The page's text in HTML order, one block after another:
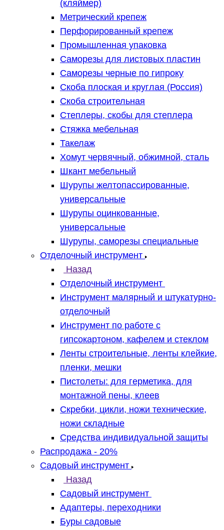
(кляймер)
Метрический крепеж
Перфорированный крепеж
Промышленная упаковка
Саморезы для листовых пластин
Саморезы черные по гипроку
Скоба плоская и круглая (Россия)
Скоба строительная
Степлеры, скобы для степлера
Стяжка мебельная
Такелаж
Хомут червячный, обжимной, сталь
Шкант мебельный
Шурупы желтопассированные,
универсальные
Шурупы оцинкованные,
универсальные
Шурупы, саморезы специальные
Отделочный инструмент
Назад
Отделочный инструмент
Инструмент малярный и штукатурно-
отделочный
Инструмент по работе с
гипсокартоном, кафелем и стеклом
Ленты строительные, ленты клейкие,
пленки, мешки
Пистолеты: для герметика, для
монтажной пены, клеев
Скребки, цикли, ножи технические,
ножи складные
Средства индивидуальной защиты
Распродажа - 20%
Садовый инструмент
Назад
Садовый инструмент
Адаптеры, переходники
Буры садовые